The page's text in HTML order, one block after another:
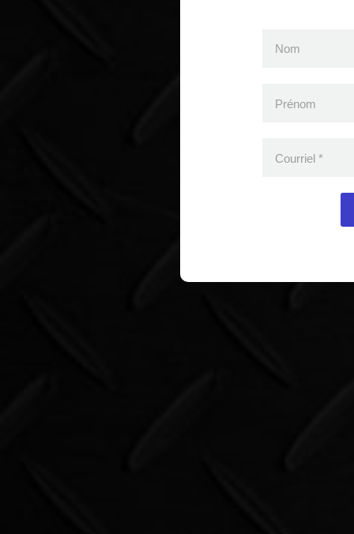
Nom
Prénom
Courriel *